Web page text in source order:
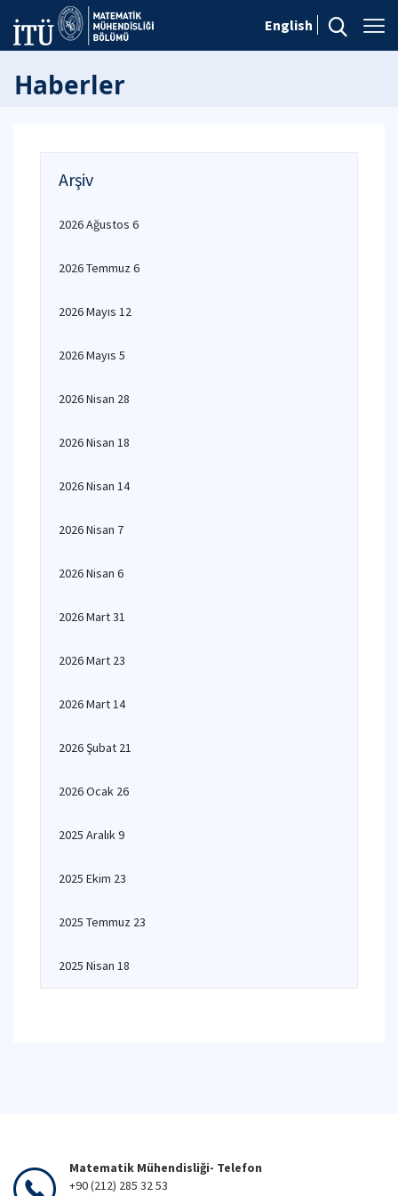
English
Haberler
Arşiv
2026 Ağustos 6
2026 Temmuz 6
2026 Mayıs 12
2026 Mayıs 5
2026 Nisan 28
2026 Nisan 18
2026 Nisan 14
2026 Nisan 7
2026 Nisan 6
2026 Mart 31
2026 Mart 23
2026 Mart 14
2026 Şubat 21
2026 Ocak 26
2025 Aralık 9
2025 Ekim 23
2025 Temmuz 23
2025 Nisan 18
Matematik Mühendisliği- Telefon
+90 (212) 285 32 53